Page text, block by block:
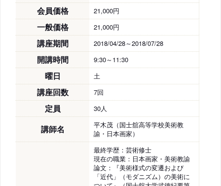
会員価格 21,000円
一般価格 21,000円
講座期間 2018/04/28～2018/07/28
開講時間 9:30～11:30
曜日 土
講座回数 7回
定員 30人
講師名
平木茂（国士舘高等学校美術教
諭・日本画家）
最終学歴：芸術修士
現在の職業：日本画家・美術教諭
論文：『美術様式の変遷および
「近代」（モダニズム）の美術に